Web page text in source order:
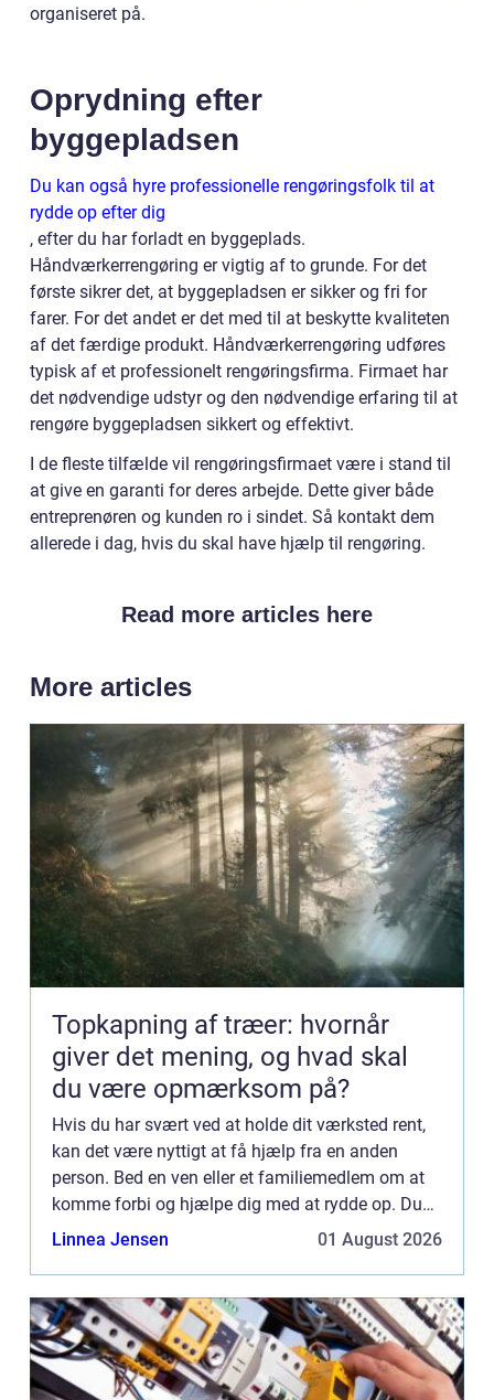
organiseret på.
Oprydning efter
byggepladsen
Du kan også hyre professionelle rengøringsfolk til at
rydde op efter dig
, efter du har forladt en byggeplads.
Håndværkerrengøring er vigtig af to grunde. For det
første sikrer det, at byggepladsen er sikker og fri for
farer. For det andet er det med til at beskytte kvaliteten
af det færdige produkt. Håndværkerrengøring udføres
typisk af et professionelt rengøringsfirma. Firmaet har
det nødvendige udstyr og den nødvendige erfaring til at
rengøre byggepladsen sikkert og effektivt.
I de fleste tilfælde vil rengøringsfirmaet være i stand til
at give en garanti for deres arbejde. Dette giver både
entreprenøren og kunden ro i sindet. Så kontakt dem
allerede i dag, hvis du skal have hjælp til rengøring.
Read more articles here
More articles
Topkapning af træer: hvornår
giver det mening, og hvad skal
du være opmærksom på?
Hvis du har svært ved at holde dit værksted rent,
kan det være nyttigt at få hjælp fra en anden
person. Bed en ven eller et familiemedlem om at
komme forbi og hjælpe dig med at rydde op. Du
kan også hyre en rengøringsservice til at komme
Linnea Jensen 01 August 2026